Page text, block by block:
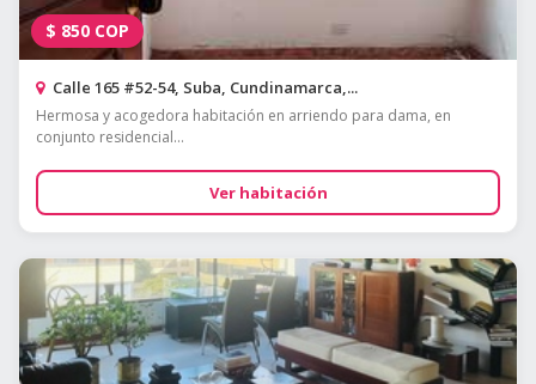
$ 850 COP
Calle 165 #52-54, Suba, Cundinamarca,...
Hermosa y acogedora habitación en arriendo para dama, en
conjunto residencial...
Ver habitación